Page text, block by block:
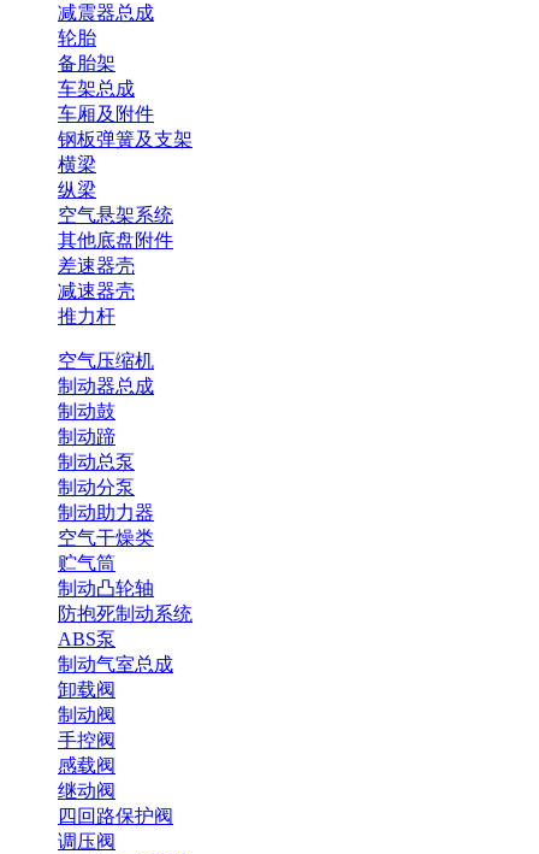
减震器总成
轮胎
备胎架
车架总成
车厢及附件
钢板弹簧及支架
横梁
纵梁
空气悬架系统
其他底盘附件
差速器壳
减速器壳
推力杆
空气压缩机
制动器总成
制动鼓
制动蹄
制动总泵
制动分泵
制动助力器
空气干燥类
贮气筒
制动凸轮轴
防抱死制动系统
ABS泵
制动气室总成
卸载阀
制动阀
手控阀
感载阀
继动阀
四回路保护阀
调压阀